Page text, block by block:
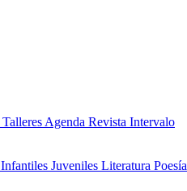
Talleres Agenda Revista Intervalo
Infantiles Juveniles Literatura Poesía